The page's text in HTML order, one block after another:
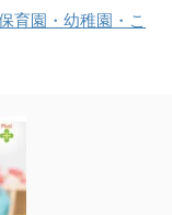
育園・幼稚園・こ